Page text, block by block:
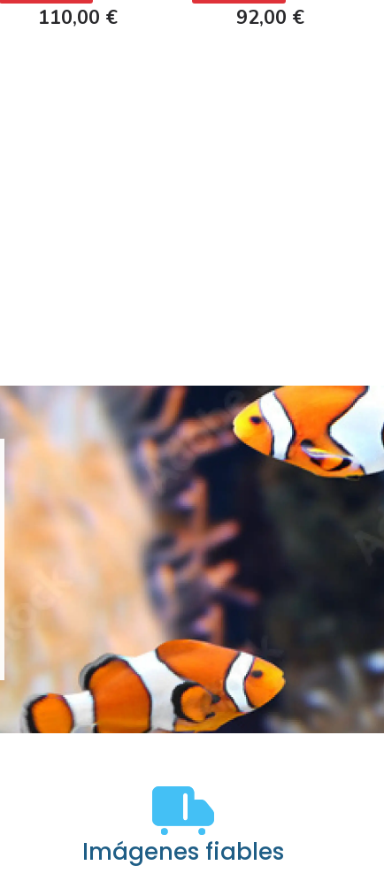
110,00 € 92,00 €
Imágenes fiables